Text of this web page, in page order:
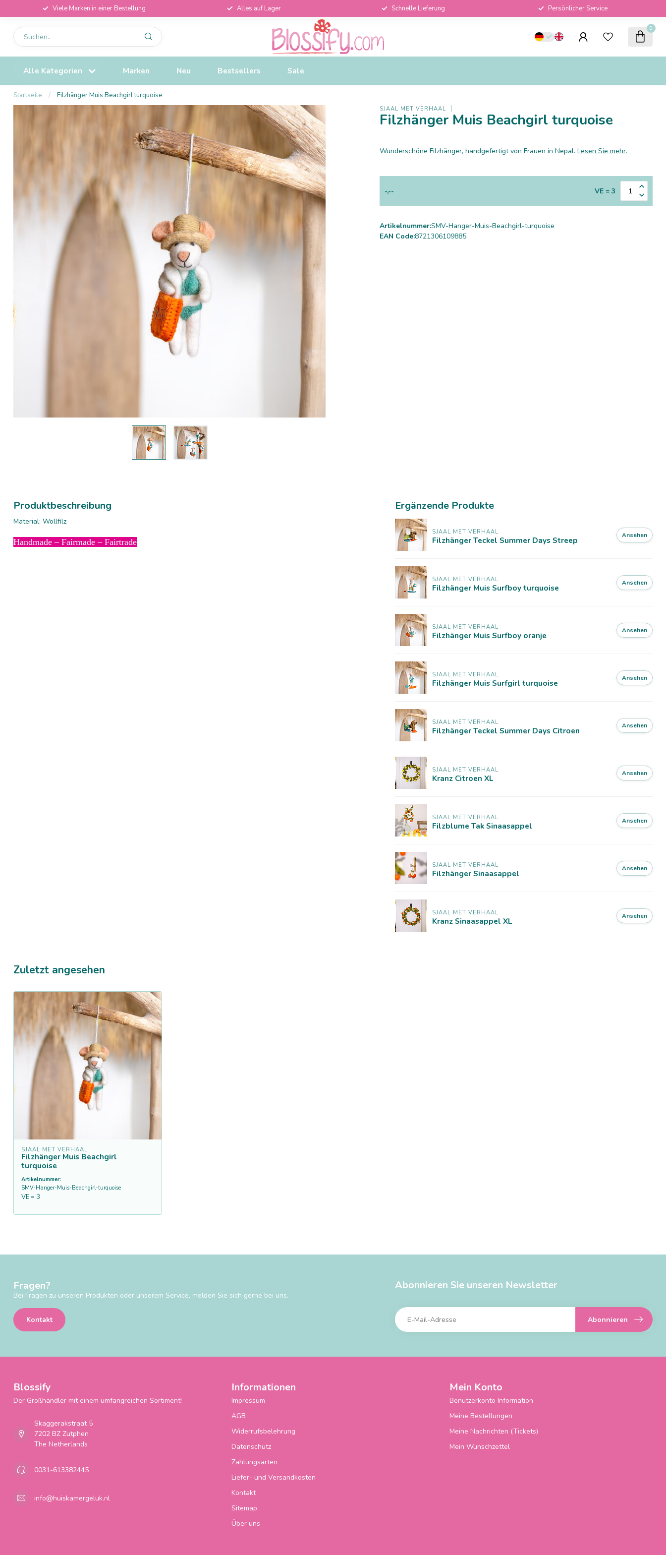
Viele Marken in einer Bestellung Alles auf Lager Schnelle Lieferung Persönlicher Service
0
Alle Kategorien Marken Neu Bestsellers Sale
Startseite / Filzhänger Muis Beachgirl turquoise
SJAAL MET VERHAAL
Filzhänger Muis Beachgirl turquoise
Wunderschöne Filzhänger, handgefertigt von Frauen in Nepal.Lesen Sie mehr.
-,-- VE = 3
Artikelnummer:SMV-Hanger-Muis-Beachgirl-turquoise
EAN Code:8721306109885
Produktbeschreibung
Material: Wollfilz
Handmade – Fairmade – Fairtrade
Ergänzende Produkte
SJAAL MET VERHAAL
Filzhänger Teckel Summer Days Streep Ansehen
SJAAL MET VERHAAL
Filzhänger Muis Surfboy turquoise Ansehen
SJAAL MET VERHAAL
Filzhänger Muis Surfboy oranje Ansehen
SJAAL MET VERHAAL
Filzhänger Muis Surfgirl turquoise Ansehen
SJAAL MET VERHAAL
Filzhänger Teckel Summer Days Citroen Ansehen
SJAAL MET VERHAAL
Kranz Citroen XL Ansehen
SJAAL MET VERHAAL
Filzblume Tak Sinaasappel Ansehen
SJAAL MET VERHAAL
Filzhänger Sinaasappel Ansehen
SJAAL MET VERHAAL
Kranz Sinaasappel XL Ansehen
Zuletzt angesehen
SJAAL MET VERHAAL
Filzhänger Muis Beachgirl
turquoise
Artikelnummer:
SMV-Hanger-Muis-Beachgirl-turquoise
VE = 3
Fragen?
Bei Fragen zu unseren Produkten oder unserem Service, melden Sie sich gerne bei uns.
Kontakt
Abonnieren Sie unseren Newsletter
Abonnieren
Blossify
Der Großhändler mit einem umfangreichen Sortiment!
Skaggerakstraat 5
7202 BZ Zutphen
The Netherlands
0031-613382445
info@huiskamergeluk.nl
Informationen
Impressum
AGB
Widerrufsbelehrung
Datenschutz
Zahlungsarten
Liefer- und Versandkosten
Kontakt
Sitemap
Über uns
Mein Konto
Benutzerkonto Information
Meine Bestellungen
Meine Nachrichten (Tickets)
Mein Wunschzettel